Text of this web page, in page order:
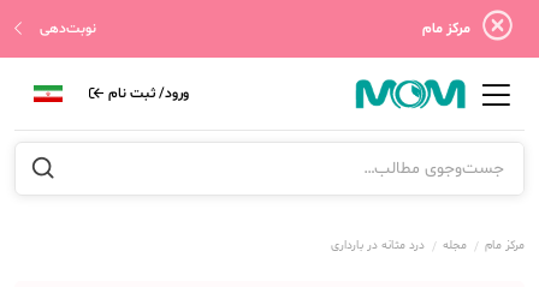
مرکز مام نوبت‌دهی
ورود/ ثبت نام
مرکز مام مجله درد مثانه در بارداری